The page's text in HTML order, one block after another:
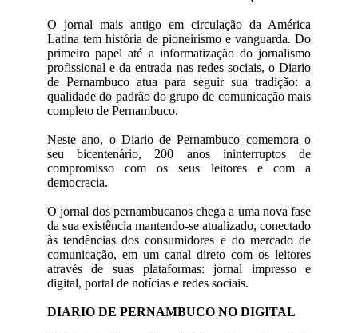
O jornal mais antigo em circulação da América
Latina tem história de pioneirismo e vanguarda. Do
primeiro papel até a informatização do jornalismo
profissional e da entrada nas redes sociais, o Diario
de Pernambuco atua para seguir sua tradição: a
qualidade do padrão do grupo de comunicação mais
completo de Pernambuco.
Neste ano, o Diario de Pernambuco comemora o
seu bicentenário, 200 anos ininterruptos de
compromisso com os seus leitores e com a
democracia.
O jornal dos pernambucanos chega a uma nova fase
da sua existência mantendo-se atualizado, conectado
às tendências dos consumidores e do mercado de
comunicação, em um canal direto com os leitores
através de suas plataformas: jornal impresso e
digital, portal de notícias e redes sociais.
DIARIO DE PERNAMBUCO NO DIGITAL